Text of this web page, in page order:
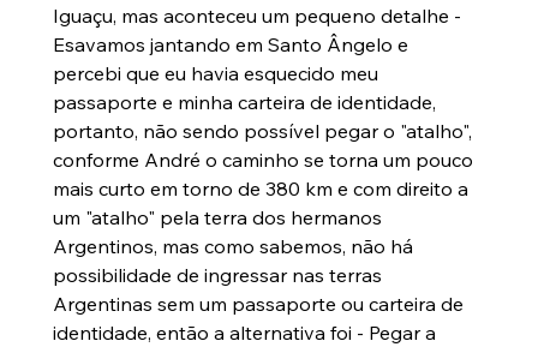
Iguaçu, mas aconteceu um pequeno detalhe -
Esavamos jantando em Santo Ângelo e
percebi que eu havia esquecido meu
passaporte e minha carteira de identidade,
portanto, não sendo possível pegar o "atalho",
conforme André o caminho se torna um pouco
mais curto em torno de 380 km e com direito a
um "atalho" pela terra dos hermanos
Argentinos, mas como sabemos, não há
possibilidade de ingressar nas terras
Argentinas sem um passaporte ou carteira de
identidade, então a alternativa foi - Pegar a